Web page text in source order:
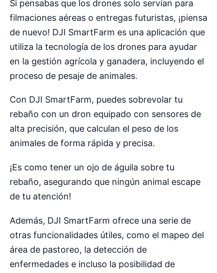
Si pensabas que los drones solo servían para
filmaciones aéreas o entregas futuristas, ¡piensa
de nuevo! DJI SmartFarm es una aplicación que
utiliza la tecnología de los drones para ayudar
en la gestión agrícola y ganadera, incluyendo el
proceso de pesaje de animales.
Con DJI SmartFarm, puedes sobrevolar tu
rebaño con un dron equipado con sensores de
alta precisión, que calculan el peso de los
animales de forma rápida y precisa.
¡Es como tener un ojo de águila sobre tu
rebaño, asegurando que ningún animal escape
de tu atención!
Además, DJI SmartFarm ofrece una serie de
otras funcionalidades útiles, como el mapeo del
área de pastoreo, la detección de
enfermedades e incluso la posibilidad de